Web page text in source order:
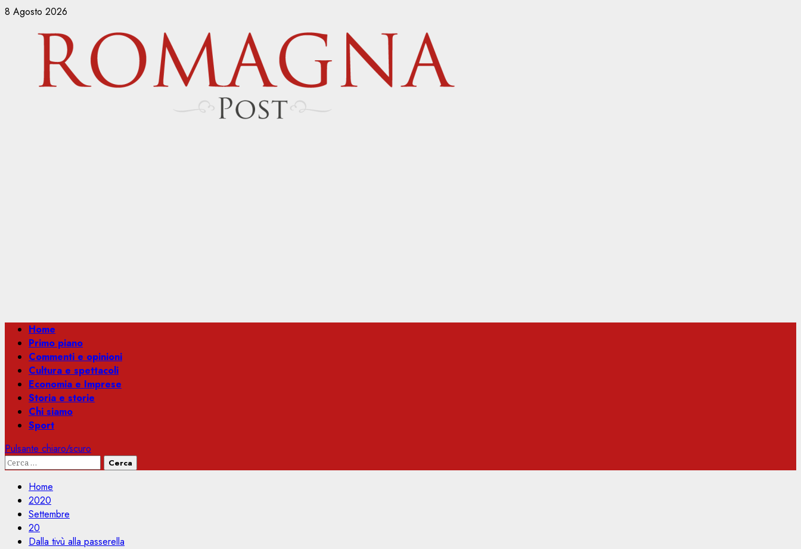
Vai
contenuto
8 Agosto 2026
Menu
principale
Home
Primo piano
Commenti e opinioni
Cultura e spettacoli
Economia e Imprese
Storia e storie
Chi siamo
Sport
Pulsante chiaro/scuro
Ricerca
Home
2020
Settembre
20
Dalla tivù alla passerella